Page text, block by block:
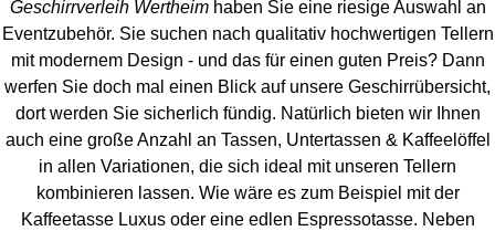
Geschirrverleih Wertheimhaben Sie eine riesige Auswahl an
Eventzubehör. Sie suchen nach qualitativ hochwertigen Tellern
mit modernem Design - und das für einen guten Preis? Dann
werfen Sie doch mal einen Blick auf unsere Geschirrübersicht,
dort werden Sie sicherlich fündig. Natürlich bieten wir Ihnen
auch eine große Anzahl an Tassen, Untertassen & Kaffeelöffel
in allen Variationen, die sich ideal mit unseren Tellern
kombinieren lassen. Wie wäre es zum Beispiel mit der
Kaffeetasse Luxus oder eine edlen Espressotasse. Neben